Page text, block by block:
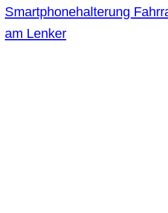
Smartphonehalterung
am Lenker